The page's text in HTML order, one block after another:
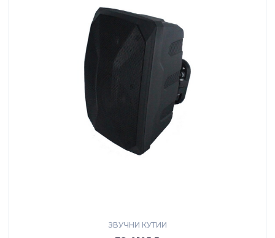
ЗВУЧНИ КУТИИ